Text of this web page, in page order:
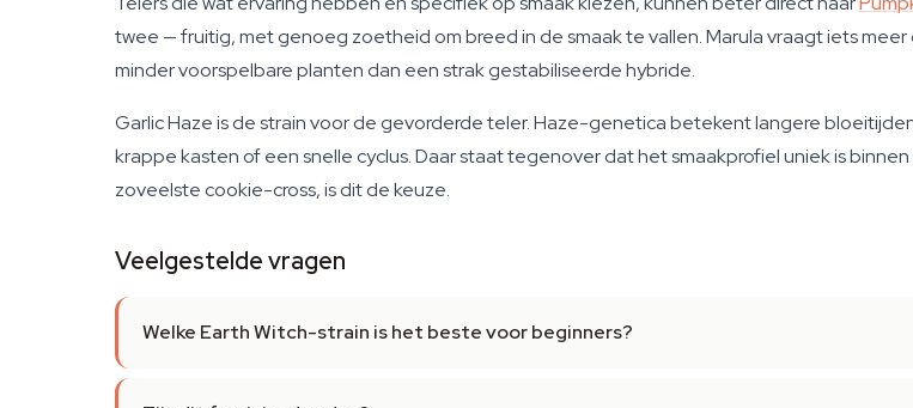
twee — fruitig, met genoeg zoetheid om breed in de smaak te vallen. Marula vraagt iets
minder voorspelbare planten dan een strak gestabiliseerde hybride.
Garlic Haze is de strain voor de gevorderde teler. Haze-genetica betekent langere
krappe kasten of een snelle cyclus. Daar staat tegenover dat het smaakprofiel uniek is
zoveelste cookie-cross, is dit de keuze.
Veelgestelde vragen
Welke Earth Witch-strain is het beste voor beginners?